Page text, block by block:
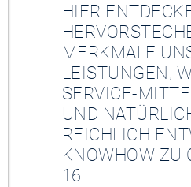
HIER
MERKMALE
LEISTUNGEN,
SERVICE-
UND
REICHLICH
KNOWHOW ZU
16